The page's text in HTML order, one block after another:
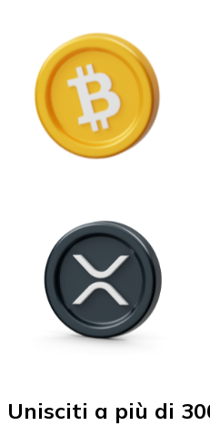
Unisciti a più di